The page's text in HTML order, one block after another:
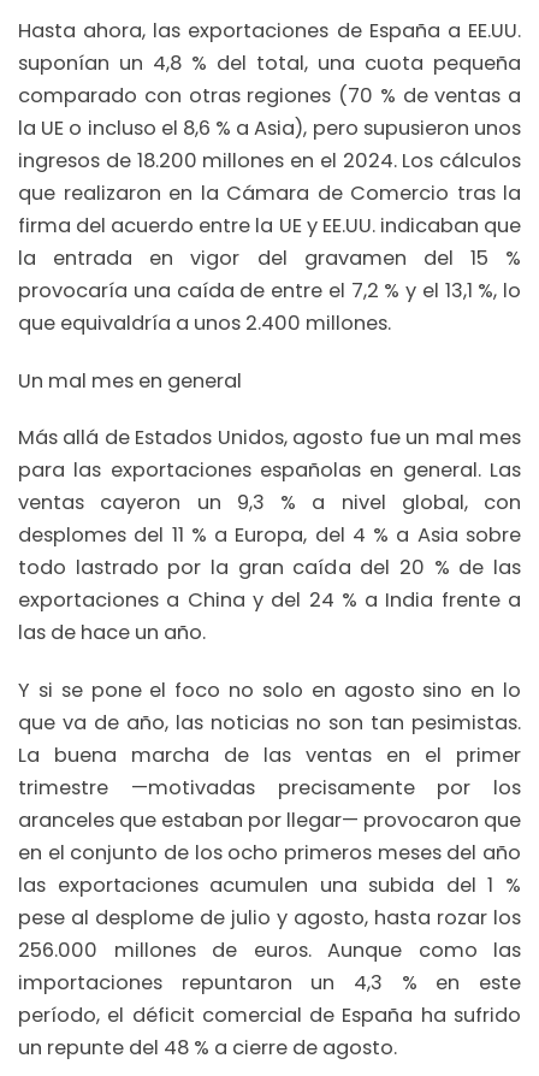
Hasta ahora, las exportaciones de España a EE.UU.
suponían un 4,8 % del total, una cuota pequeña
comparado con otras regiones (70 % de ventas a
la UE o incluso el 8,6 % a Asia), pero supusieron unos
ingresos de 18.200 millones en el 2024. Los cálculos
que realizaron en la Cámara de Comercio tras la
firma del acuerdo entre la UE y EE.UU. indicaban que
la entrada en vigor del gravamen del 15 %
provocaría una caída de entre el 7,2 % y el 13,1 %, lo
que equivaldría a unos 2.400 millones.
Un mal mes en general
Más allá de Estados Unidos, agosto fue un mal mes
para las exportaciones españolas en general. Las
ventas cayeron un 9,3 % a nivel global, con
desplomes del 11 % a Europa, del 4 % a Asia sobre
todo lastrado por la gran caída del 20 % de las
exportaciones a China y del 24 % a India frente a
las de hace un año.
Y si se pone el foco no solo en agosto sino en lo
que va de año, las noticias no son tan pesimistas.
La buena marcha de las ventas en el primer
trimestre —motivadas precisamente por los
aranceles que estaban por llegar— provocaron que
en el conjunto de los ocho primeros meses del año
las exportaciones acumulen una subida del 1 %
pese al desplome de julio y agosto, hasta rozar los
256.000 millones de euros. Aunque como las
importaciones repuntaron un 4,3 % en este
período, el déficit comercial de España ha sufrido
un repunte del 48 % a cierre de agosto.